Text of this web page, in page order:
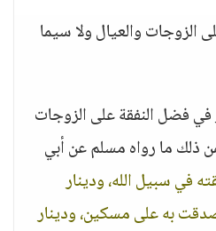
والعيال ولا سيما
في فضل النفقة على الزوجات
ذلك ما رواه مسلم عن أبي
في سبيل الله، ودينار
به على مسكين، ودينار